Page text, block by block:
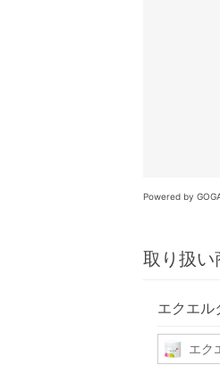
Powered by
取り扱い
エクエル
エク